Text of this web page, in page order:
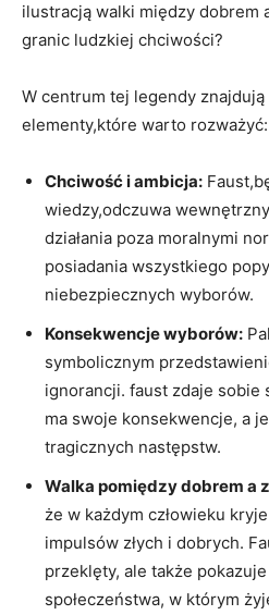
ilustracją walki między dobrem
granic ludzkiej chciwości?
W centrum tej legendy
elementy,które warto rozważyć:
Chciwość i ambicja:
wiedzy,odczuwa
działania poza moralnymi
posiadania wszystkiego
niebezpiecznych wyborów.
Konsekwencje wyborów:
symbolicznym
ignorancji. faust zdaje sobie
ma swoje konsekwencje, a
tragicznych następstw.
Walka pomiędzy dobrem a
że w każdym człowieku
impulsów złych i dobrych.
przeklęty, ale także
społeczeństwa, w którym